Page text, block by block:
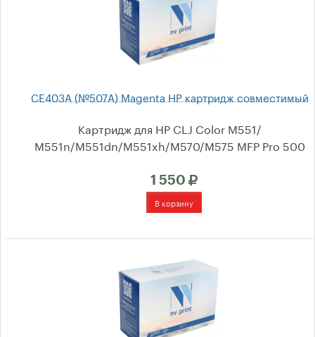
CE403A (№507A) Magenta HP картридж совместимый
Картридж для HP CLJ Color M551/
М551n/M551dn/M551xh/M570/M575 MFP Pro 500
1 550